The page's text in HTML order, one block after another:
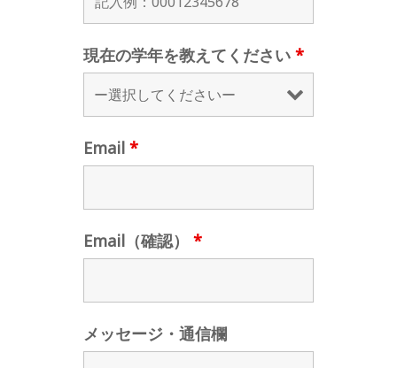
現在の学年を教えてください *
Email *
Email（確認） *
メッセージ・通信欄